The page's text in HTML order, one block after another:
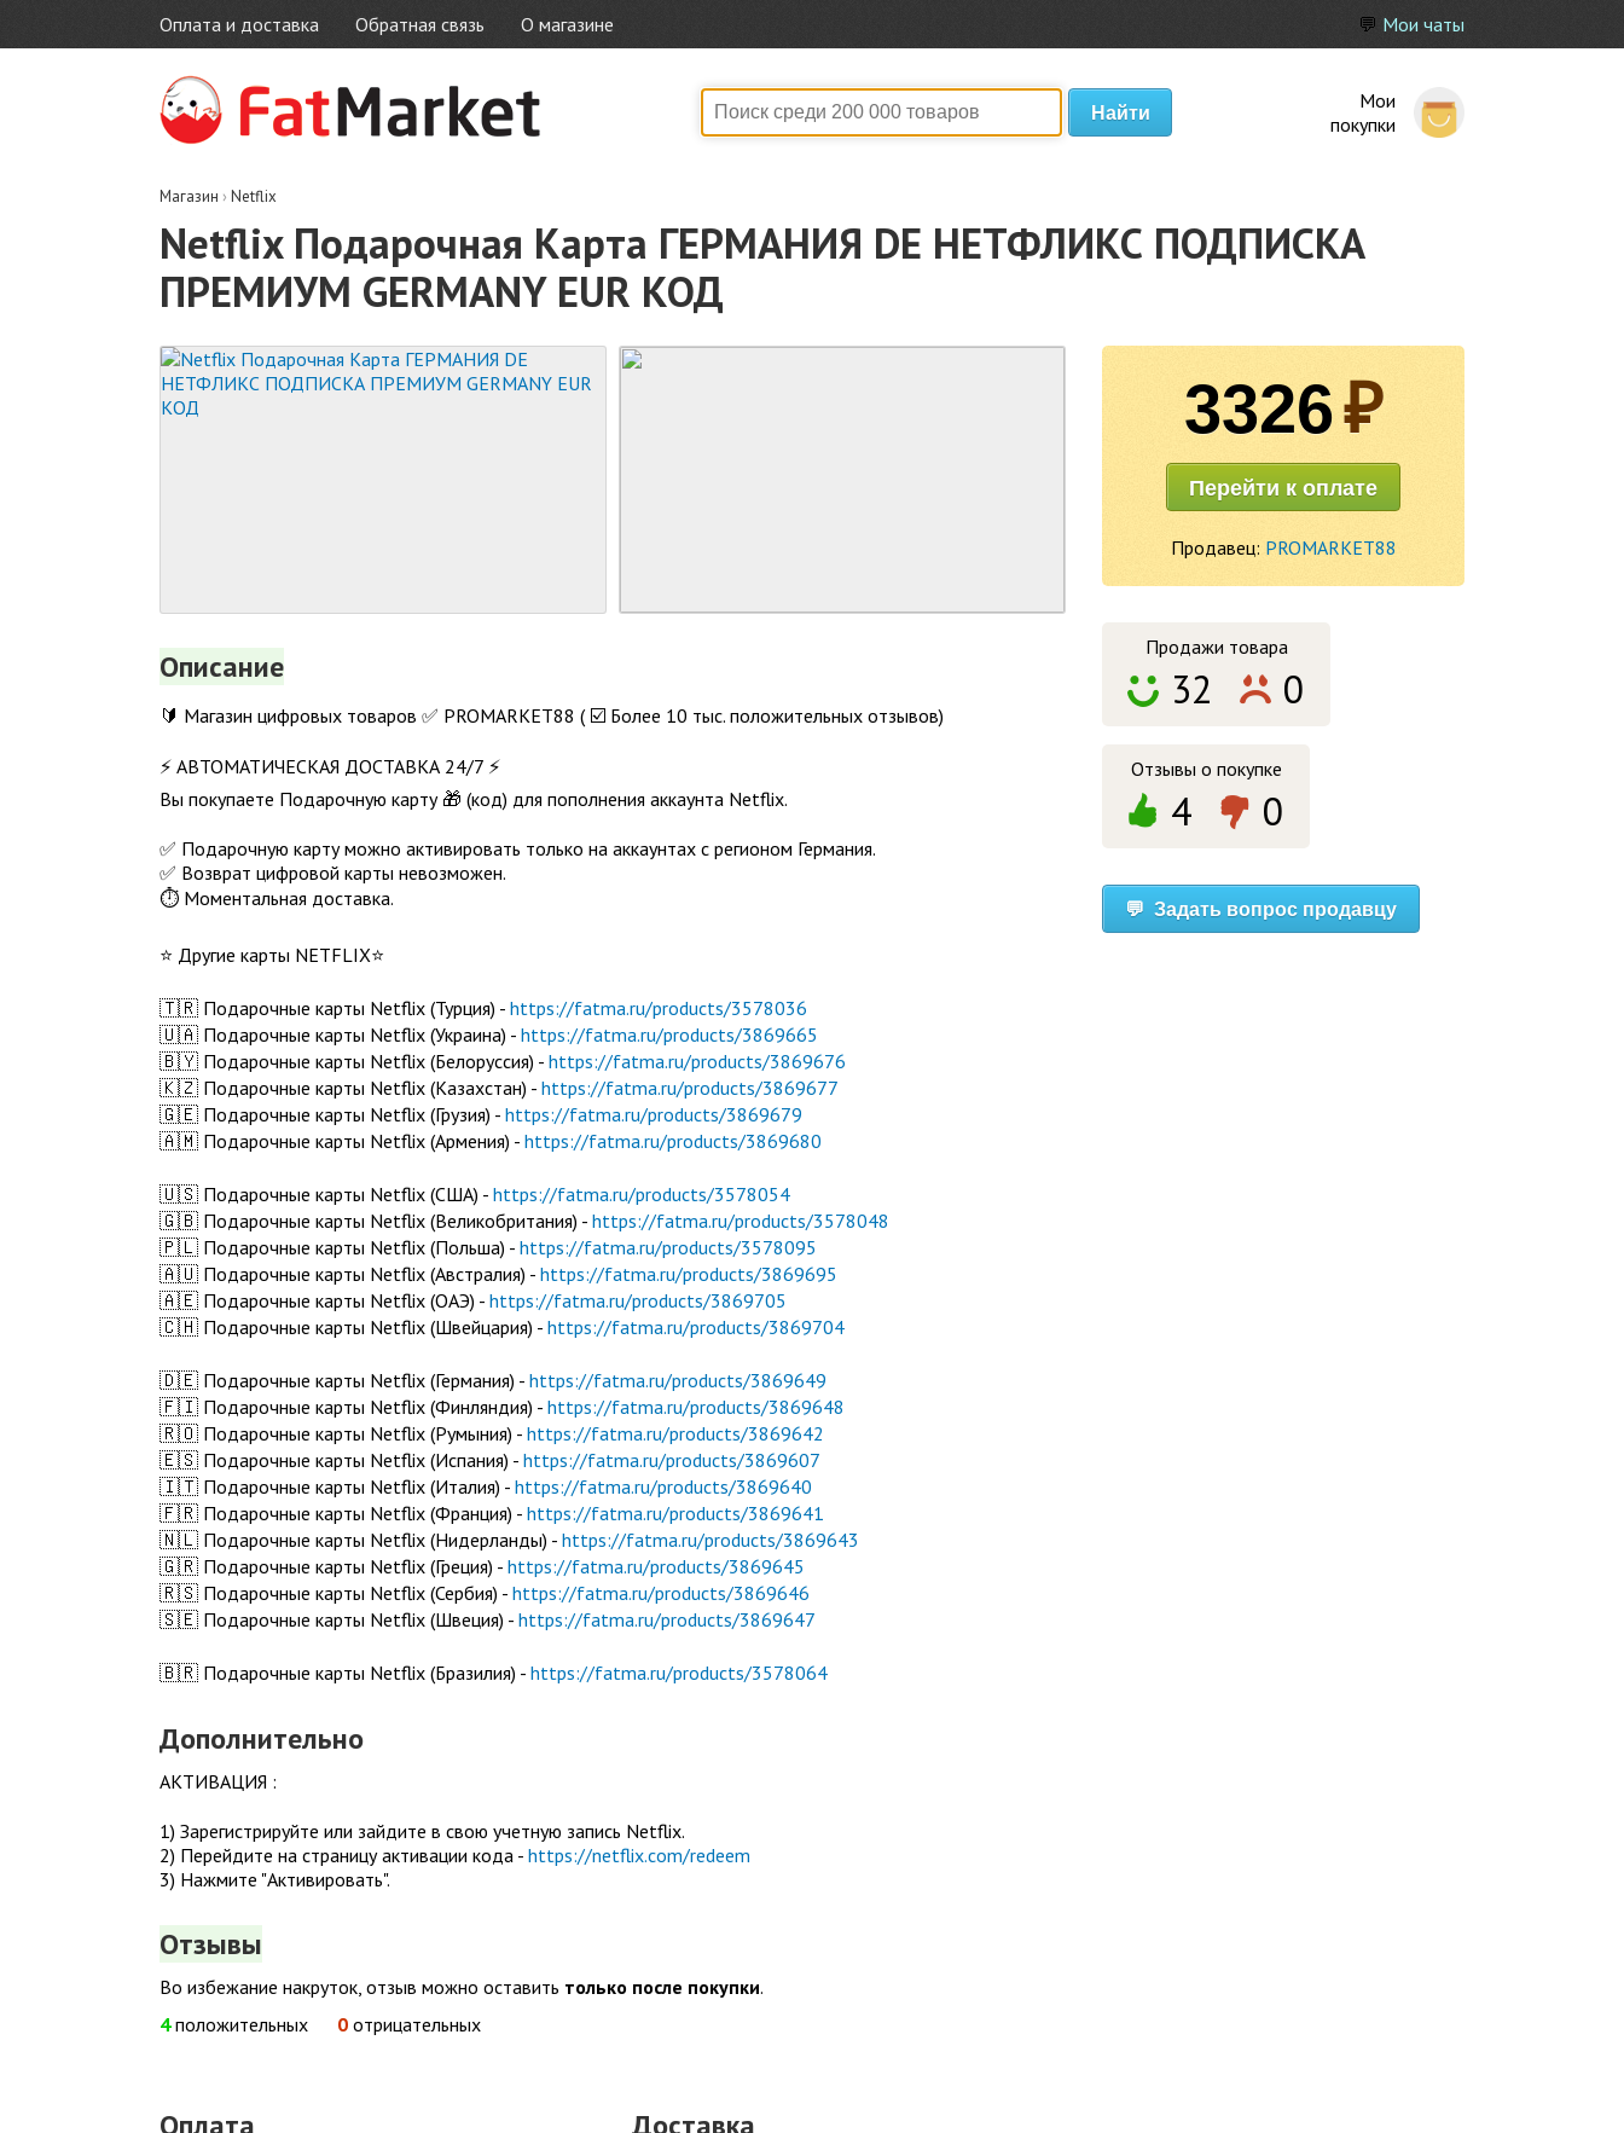
💬 Мои чаты
Оплата и доставка Обратная связь О магазине
Мои
покупки
Магазин › Netflix
Netflix Подарочная Карта ГЕРМАНИЯ DE НЕТФЛИКС ПОДПИСКА
ПРЕМИУМ GERMANY EUR КОД
3326₽
Продавец: PROMARKET88
Продажи товара
32 0
Отзывы о покупке
4 0
💬 Задать вопрос продавцу
Описание
🔰 Магазин цифровых товаров ✅ PROMARKET88 ( ☑️ Более 10 тыс. положительных отзывов)
⚡ АВТОМАТИЧЕСКАЯ ДОСТАВКА 24/7 ⚡
Вы покупаете Подарочную карту 🎁 (код) для пополнения аккаунта Netflix.
✅ Подарочную карту можно активировать только на аккаунтах с регионом Германия.
✅ Возврат цифровой карты невозможен.
⏱️ Моментальная доставка.
⭐️ Другие карты NETFLIX⭐️
🇹🇷 Подарочные карты Netflix (Турция) - https://fatma.ru/products/3578036
🇺🇦 Подарочные карты Netflix (Украина) - https://fatma.ru/products/3869665
🇧🇾 Подарочные карты Netflix (Белоруссия) - https://fatma.ru/products/3869676
🇰🇿 Подарочные карты Netflix (Казахстан) - https://fatma.ru/products/3869677
🇬🇪 Подарочные карты Netflix (Грузия) - https://fatma.ru/products/3869679
🇦🇲 Подарочные карты Netflix (Армения) - https://fatma.ru/products/3869680
🇺🇸 Подарочные карты Netflix (США) - https://fatma.ru/products/3578054
🇬🇧 Подарочные карты Netflix (Великобритания) - https://fatma.ru/products/3578048
🇵🇱 Подарочные карты Netflix (Польша) - https://fatma.ru/products/3578095
🇦🇺 Подарочные карты Netflix (Австралия) - https://fatma.ru/products/3869695
🇦🇪 Подарочные карты Netflix (ОАЭ) - https://fatma.ru/products/3869705
🇨🇭 Подарочные карты Netflix (Швейцария) - https://fatma.ru/products/3869704
🇩🇪 Подарочные карты Netflix (Германия) - https://fatma.ru/products/3869649
🇫🇮 Подарочные карты Netflix (Финляндия) - https://fatma.ru/products/3869648
🇷🇴 Подарочные карты Netflix (Румыния) - https://fatma.ru/products/3869642
🇪🇸 Подарочные карты Netflix (Испания) - https://fatma.ru/products/3869607
🇮🇹 Подарочные карты Netflix (Италия) - https://fatma.ru/products/3869640
🇫🇷 Подарочные карты Netflix (Франция) - https://fatma.ru/products/3869641
🇳🇱 Подарочные карты Netflix (Нидерланды) - https://fatma.ru/products/3869643
🇬🇷 Подарочные карты Netflix (Греция) - https://fatma.ru/products/3869645
🇷🇸 Подарочные карты Netflix (Сербия) - https://fatma.ru/products/3869646
🇸🇪 Подарочные карты Netflix (Швеция) - https://fatma.ru/products/3869647
🇧🇷 Подарочные карты Netflix (Бразилия) - https://fatma.ru/products/3578064
Дополнительно
АКТИВАЦИЯ :
1) Зарегистрируйте или зайдите в свою учетную запись Netflix.
2) Перейдите на страницу активации кода - https://netflix.com/redeem
3) Нажмите "Активировать".
Отзывы
Во избежание накруток, отзыв можно оставить только после покупки.
4положительных 0 отрицательных
Оплата Доставка